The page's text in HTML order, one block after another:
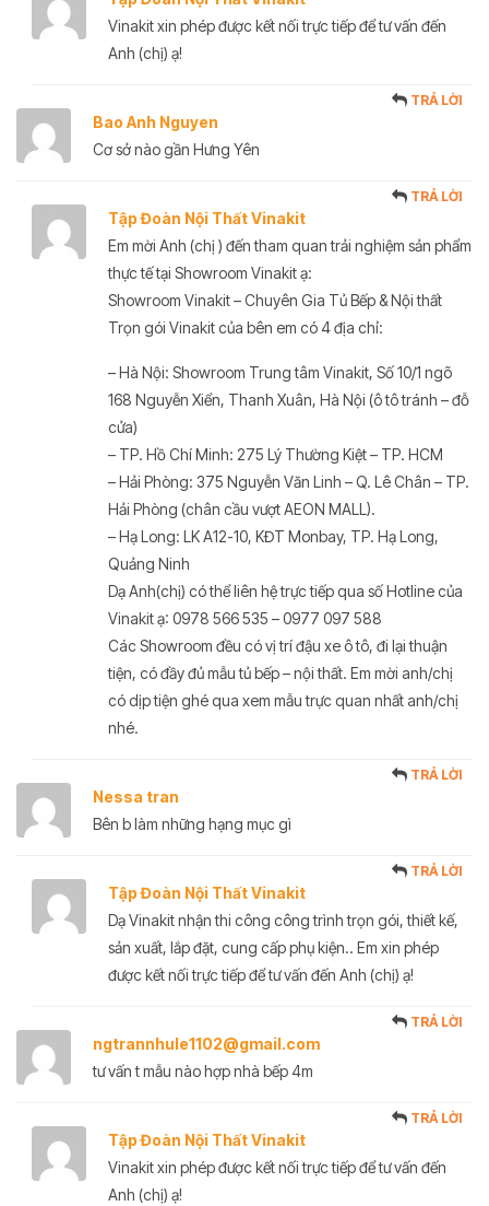
Vinakit xin phép được kết nối trực tiếp để tư vấn đến
Anh (chị) ạ!
Bao Anh Nguyen
TRẢ LỜI
Cơ sở nào gần Hưng Yên
Tập Đoàn Nội Thất Vinakit
TRẢ LỜI
Em mời Anh (chị ) đến tham quan trải nghiệm sản phẩm
thực tế tại Showroom Vinakit ạ:
Showroom Vinakit – Chuyên Gia Tủ Bếp & Nội thất
Trọn gói Vinakit của bên em có 4 địa chỉ:
– Hà Nội: Showroom Trung tâm Vinakit, Số 10/1 ngõ
168 Nguyễn Xiển, Thanh Xuân, Hà Nội (ô tô tránh – đỗ
cửa)
– TP. Hồ Chí Minh: 275 Lý Thường Kiệt – TP. HCM
– Hải Phòng: 375 Nguyễn Văn Linh – Q. Lê Chân – TP.
Hải Phòng (chân cầu vượt AEON MALL).
– Hạ Long: LK A12-10, KĐT Monbay, TP. Hạ Long,
Quảng Ninh
Dạ Anh(chị) có thể liên hệ trực tiếp qua số Hotline của
Vinakit ạ: 0978 566 535 – 0977 097 588
Các Showroom đều có vị trí đậu xe ô tô, đi lại thuận
tiện, có đầy đủ mẫu tủ bếp – nội thất. Em mời anh/chị
có dịp tiện ghé qua xem mẫu trực quan nhất anh/chị
nhé.
Nessa tran
TRẢ LỜI
Bên b làm những hạng mục gì
Tập Đoàn Nội Thất Vinakit
TRẢ LỜI
Dạ Vinakit nhận thi công công trình trọn gói, thiết kế,
sản xuất, lắp đặt, cung cấp phụ kiện.. Em xin phép
được kết nối trực tiếp để tư vấn đến Anh (chị) ạ!
ngtrannhule1102@gmail.com
TRẢ LỜI
tư vấn t mẫu nào hợp nhà bếp 4m
Tập Đoàn Nội Thất Vinakit
TRẢ LỜI
Vinakit xin phép được kết nối trực tiếp để tư vấn đến
Anh (chị) ạ!